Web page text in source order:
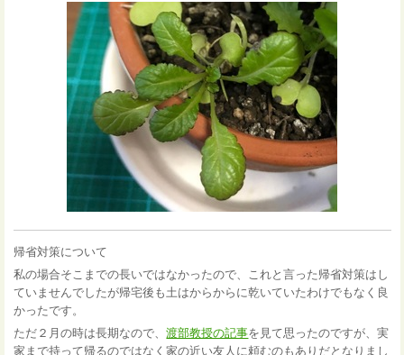
帰省対策について
私の場合そこまでの長いではなかったので、これと言った帰省対策はし
ていませんでしたが帰宅後も土はからからに乾いていたわけでもなく良
かったです。
ただ２月の時は長期なので、渡部教授の記事を見て思ったのですが、実
家まで持って帰るのではなく家の近い友人に頼むのもありだとなりまし